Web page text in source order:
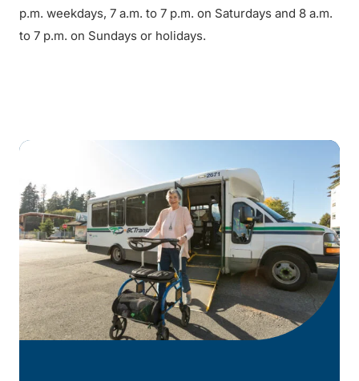
p.m. weekdays, 7 a.m. to 7 p.m. on Saturdays and 8 a.m.
to 7 p.m. on Sundays or holidays.